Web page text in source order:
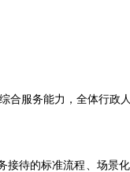
合服务能力，全体行
待的标准流程、场景